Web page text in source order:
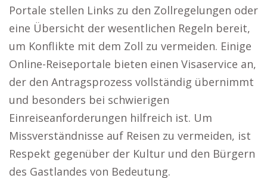
Portale stellen Links zu den Zollregelungen oder
eine Übersicht der wesentlichen Regeln bereit,
um Konflikte mit dem Zoll zu vermeiden. Einige
Online-Reiseportale bieten einen Visaservice an,
der den Antragsprozess vollständig übernimmt
und besonders bei schwierigen
Einreiseanforderungen hilfreich ist. Um
Missverständnisse auf Reisen zu vermeiden, ist
Respekt gegenüber der Kultur und den Bürgern
des Gastlandes von Bedeutung.